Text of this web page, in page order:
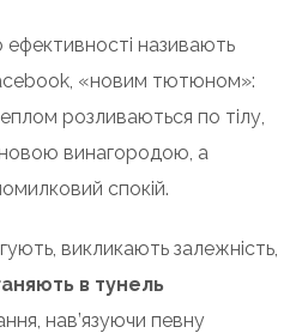
ефективності називають
«новим тютюном»:
розливаються по тілу,
винагородою, а
спокій.
викликають залежність,
в тунель
нав’язуючи певну